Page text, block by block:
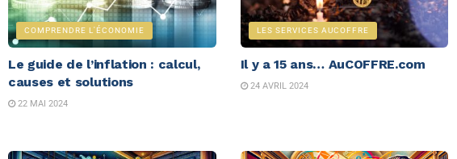
COMPRENDRE L'ÉCONOMIE
Le guide de l’inflation : calcul,
causes et solutions
22 MAI 2024
LES SERVICES AUCOFFRE
Il y a 15 ans… AuCOFFRE.com
24 AVRIL 2024